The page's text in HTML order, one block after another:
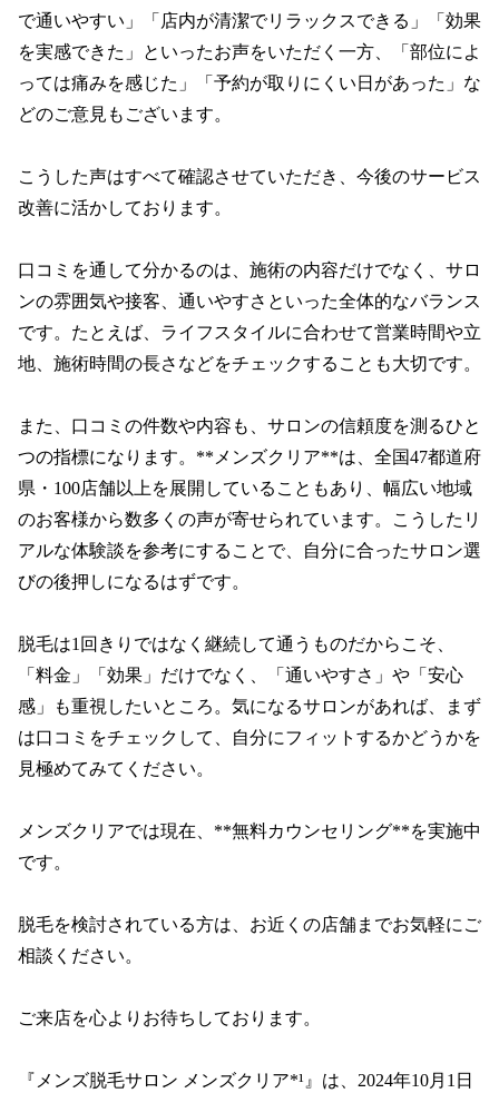
で通いやすい」「店内が清潔でリラックスできる」「効果
を実感できた」といったお声をいただく一方、「部位によ
っては痛みを感じた」「予約が取りにくい日があった」な
どのご意見もございます。
こうした声はすべて確認させていただき、今後のサービス
改善に活かしております。
口コミを通して分かるのは、施術の内容だけでなく、サロ
ンの雰囲気や接客、通いやすさといった全体的なバランス
です。たとえば、ライフスタイルに合わせて営業時間や立
地、施術時間の長さなどをチェックすることも大切です。
また、口コミの件数や内容も、サロンの信頼度を測るひと
つの指標になります。**メンズクリア**は、全国47都道府
県・100店舗以上を展開していることもあり、幅広い地域
のお客様から数多くの声が寄せられています。こうしたリ
アルな体験談を参考にすることで、自分に合ったサロン選
びの後押しになるはずです。
脱毛は1回きりではなく継続して通うものだからこそ、
「料金」「効果」だけでなく、「通いやすさ」や「安心
感」も重視したいところ。気になるサロンがあれば、まず
は口コミをチェックして、自分にフィットするかどうかを
見極めてみてください。
メンズクリアでは現在、**無料カウンセリング**を実施中
です。
脱毛を検討されている方は、お近くの店舗までお気軽にご
相談ください。
ご来店を心よりお待ちしております。
『メンズ脱毛サロン メンズクリア*¹』は、2024年10月1日